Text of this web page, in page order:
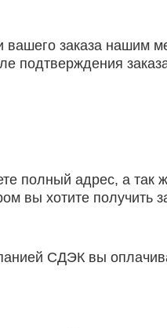
вашего заказа нашим
подтверждения
полный адрес, а так
вы хотите получить
СДЭК вы